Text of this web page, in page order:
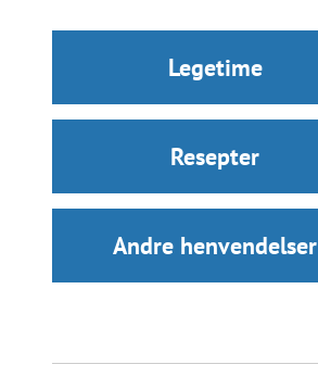
Legetime
Resepter
Andre henvendelser